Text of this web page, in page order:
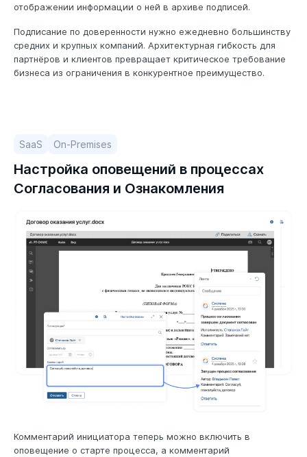
отображении информации о ней в архиве подписей.
Подписание по доверенности нужно ежедневно большинству
средних и крупных компаний. Архитектурная гибкость для
партнёров и клиентов превращает критическое требование
бизнеса из ограничения в конкурентное преимущество.
SaaS On-Premises
Настройка оповещений в процессах
Согласования и Ознакомления
Комментарий инициатора теперь можно включить в
оповещение о старте процесса, а комментарий